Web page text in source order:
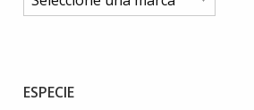
ESPECIE